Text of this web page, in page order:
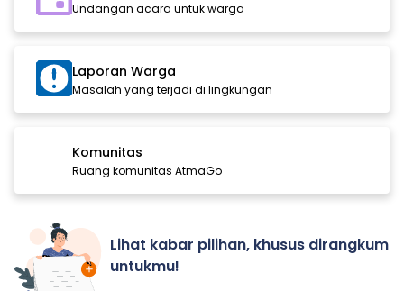
Undangan acara untuk warga
Laporan Warga
Masalah yang terjadi di lingkungan
Komunitas
Ruang komunitas AtmaGo
Lihat kabar pilihan, khusus dirangkum
untukmu!